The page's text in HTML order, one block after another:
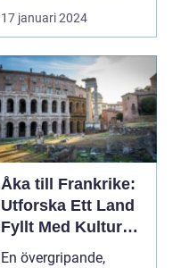
vackra stränder...
17 januari 2024
Åka till Frankrike:
Utforska Ett Land
Fyllt Med Kultur
och Skönhet
En övergripande,